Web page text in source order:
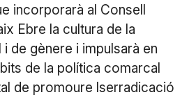
incorporarà al Consell
Ebre la cultura de la
de gènere i impulsarà en
de la política comarcal
de promoure lserradicació